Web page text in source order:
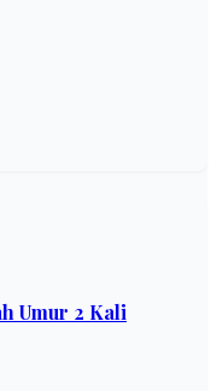
Umur 2 Kali